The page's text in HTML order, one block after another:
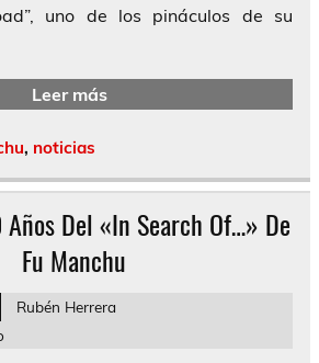
uno de los pináculos de su
Leer más
, noticias
Del «In Search Of…» De
Fu Manchu
Rubén Herrera